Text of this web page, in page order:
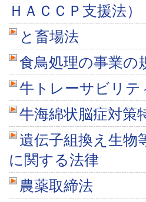
ＨＡＣＣＰ支援法）
と畜場法
食鳥処理の事業の
牛トレーサビリテ
牛海綿状脳症対策
遺伝子組換え生物
に関する法律
農薬取締法